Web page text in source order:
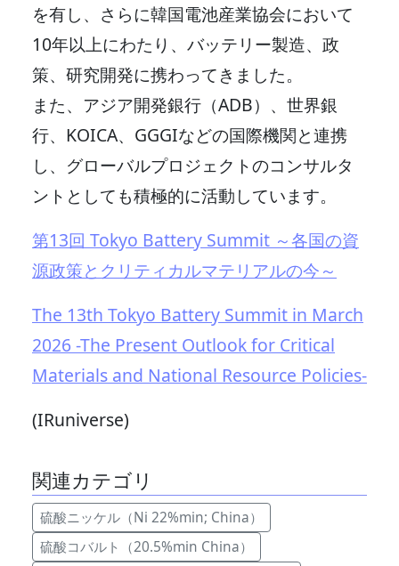
を有し、さらに韓国電池産業協会において
10年以上にわたり、バッテリー製造、政
策、研究開発に携わってきました。
また、アジア開発銀行（ADB）、世界銀
行、KOICA、GGGIなどの国際機関と連携
し、グローバルプロジェクトのコンサルタ
ントとしても積極的に活動しています。
第13回 Tokyo Battery Summit ～各国の資
源政策とクリティカルマテリアルの今～
The 13th Tokyo Battery Summit in March
2026 -The Present Outlook for Critical
Materials and National Resource Policies-
(IRuniverse)
関連カテゴリ
硫酸ニッケル（Ni 22%min; China）
硫酸コバルト（20.5%min China）